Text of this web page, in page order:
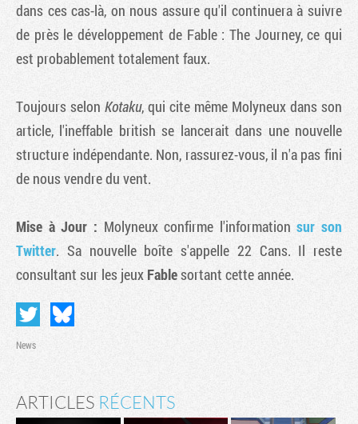
dans ces cas-là, on nous assure qu'il continuera à suivre
de près le développement de Fable : The Journey, ce qui
est probablement totalement faux.
Toujours selon Kotaku, qui cite même Molyneux dans son
article, l'ineffable british se lancerait dans une nouvelle
structure indépendante. Non, rassurez-vous, il n'a pas fini
de nous vendre du vent.
Mise à Jour : Molyneux confirme l'informationsur son
Twitter. Sa nouvelle boîte s'appelle 22 Cans. Il reste
consultant sur les jeux Fablesortant cette année.
News
ARTICLES RÉCENTS